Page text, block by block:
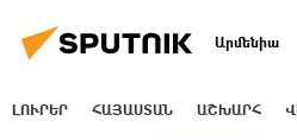
Արմենիա
ԼՈՒՐԵՐ ՀԱՅԱՍՏԱՆ ԱՇԽԱՐՀ